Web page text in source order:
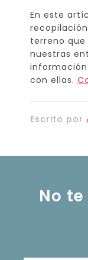
En este
terreno que
nuestras
con ellas.
Escrito por
No